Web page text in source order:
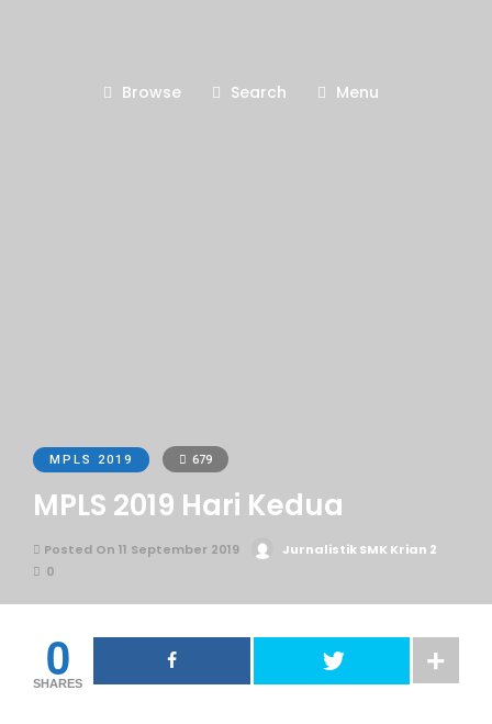
Browse Search Menu
MPLS 2019 679
MPLS 2019 Hari Kedua
Posted On 11 September 2019
Jurnalistik SMK Krian 2
0
0
SHARES